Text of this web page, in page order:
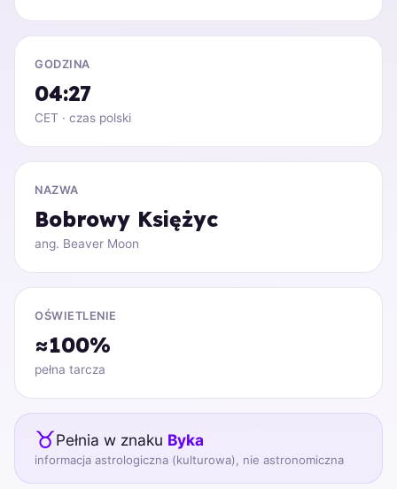
GODZINA
04:27
CET · czas polski
NAZWA
Bobrowy Księżyc
ang. Beaver Moon
OŚWIETLENIE
≈100%
pełna tarcza
♉Pełnia w znaku Byka
informacja astrologiczna (kulturowa), nie astronomiczna